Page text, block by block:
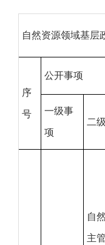
自然资源领域基层
序
号
公开事项
一级事
项
二
自
主